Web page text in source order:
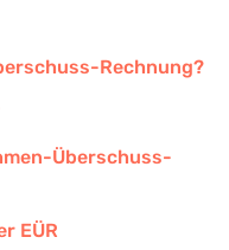
Rechnung?
Überschuss-
EÜR